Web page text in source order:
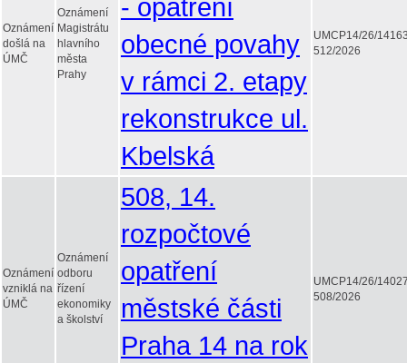
Oznámení
došlá na
ÚMČ
Oznámení
Magistrátu
hlavního
města
Prahy
- opatření
obecné povahy
v rámci 2. etapy
rekonstrukce ul.
Kbelská
UMCP14/26/
512/2026
Oznámení
vzniklá na
ÚMČ
Oznámení
odboru
řízení
ekonomiky
a školství
508, 14.
rozpočtové
opatření
městské části
Praha 14 na rok
UMCP14/26/
508/2026